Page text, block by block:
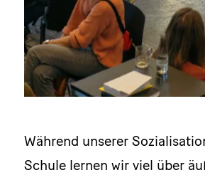
Während unserer
Schule lernen wir viel über